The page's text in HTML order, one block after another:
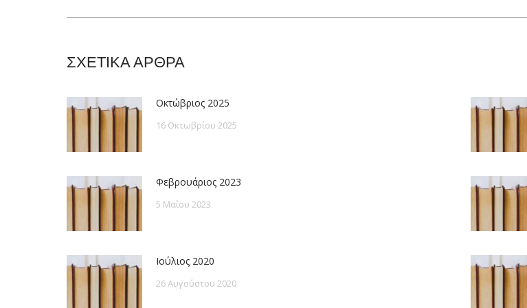
ΣΧΕΤΙΚΑ ΑΡΘΡΑ
Οκτώβριος 2025
16 Οκτωβρίου 2025
Φεβρουάριος 2023
5 Μαΐου 2023
Ιούλιος 2020
26 Αυγούστου 2020